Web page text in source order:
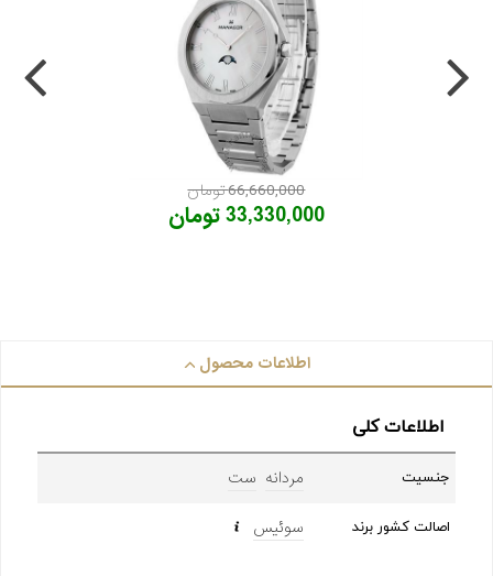
66,660,000 تومان
33,330,000 تومان
اطلاعات محصول
اطلاعات کلی
جنسیت مردانه ست
اصالت کشور برند سوئیس